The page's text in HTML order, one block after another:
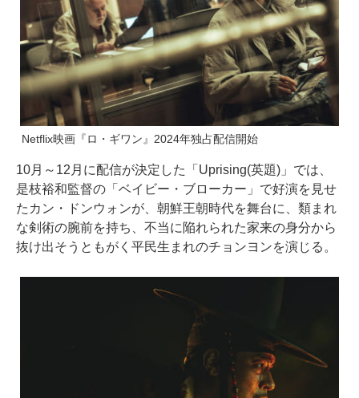
Netflix映画『ロ・ギワン』2024年独占配信開始
10月～12月に配信が決定した「Uprising(英題)」では、
是枝裕和監督の「ベイビー・ブローカー」で好演を見せ
たカン・ドンウォンが、朝鮮王朝時代を舞台に、類まれ
な剣術の腕前を持ち、不当に陥れられた家来の身分から
抜け出そうともがく平民生まれのチョンヨンを演じる。